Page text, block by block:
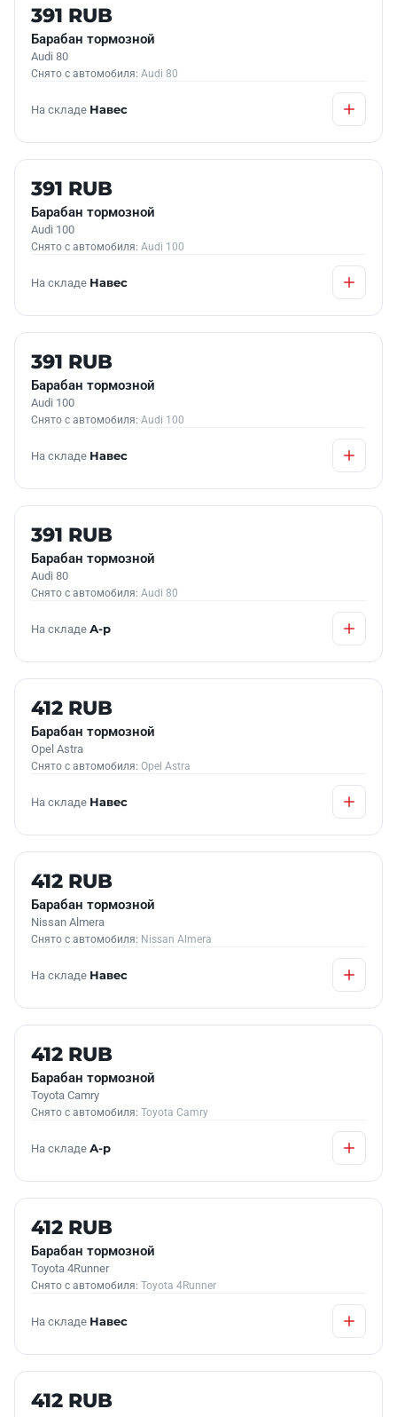
Б/У В НАЛИЧИИ
391 RUB
Барабан тормозной
Audi 80
Снято с автомобиля: Audi 80
На складе Навес
Б/У В НАЛИЧИИ
391 RUB
Барабан тормозной
Audi 100
Снято с автомобиля: Audi 100
На складе Навес
Б/У В НАЛИЧИИ
391 RUB
Барабан тормозной
Audi 100
Снято с автомобиля: Audi 100
На складе Навес
Б/У В НАЛИЧИИ
391 RUB
Барабан тормозной
Audi 80
Снято с автомобиля: Audi 80
На складе А-р
Б/У В НАЛИЧИИ
412 RUB
Барабан тормозной
Opel Astra
Снято с автомобиля: Opel Astra
На складе Навес
Б/У В НАЛИЧИИ
412 RUB
Барабан тормозной
Nissan Almera
Снято с автомобиля: Nissan Almera
На складе Навес
Б/У В НАЛИЧИИ
412 RUB
Барабан тормозной
Toyota Camry
Снято с автомобиля: Toyota Camry
На складе А-р
Б/У В НАЛИЧИИ
412 RUB
Барабан тормозной
Toyota 4Runner
Снято с автомобиля: Toyota 4Runner
На складе Навес
Б/У В НАЛИЧИИ
412 RUB